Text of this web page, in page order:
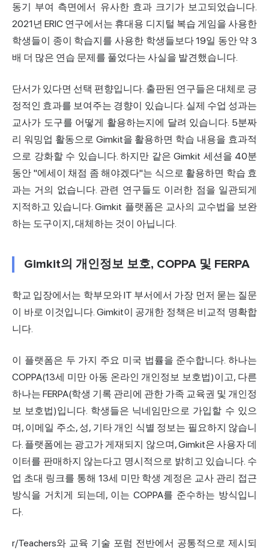
동기 부여 측면에서 유사한 효과 크기가 보고되었습니다.
2021년 ERIC 연구에서는 휴대용 디지털 복습 게임을 사용한
학생들이 종이 학습지를 사용한 학생들보다 19일 동안 약 3
배 더 많은 연습 문제를 풀었다는 사실을 발견했습니다.
단서가 있다면 선택 편향입니다. 출판된 연구들은 대체로 긍
정적인 효과를 보여주는 경향이 있습니다. 실제 수업 성과는
교사가 도구를 어떻게 활용하는지에 달려 있습니다. 5분짜
리 워밍업 활동으로 Gimkit을 활용하면 학습 내용을 효과적
으로 강화할 수 있습니다. 하지만 같은 Gimkit 세션을 40분
동안 "에세이 채점 좀 해야겠다"는 식으로 활용하면 학습 효
과는 거의 없습니다. 관련 연구들도 이러한 점을 일관되게
지적하고 있습니다. Gimkit 플랫폼은 교사의 교수법을 보완
하는 도구이지, 대체하는 것이 아닙니다.
Gimkit의 개인정보 보호, COPPA 및 FERPA
학교 입장에서는 학부모와 IT 부서에서 가장 먼저 묻는 질문
이 바로 이것입니다. Gimkit이 공개한 정책은 비교적 명확합
니다.
이 플랫폼은 두 가지 주요 미국 법률을 준수합니다. 하나는
COPPA(13세 미만 아동 온라인 개인정보 보호법)이고, 다른
하나는 FERPA(학생 기록 관리에 관한 가족 교육권 및 개인정
보 보호법)입니다. 학생들은 닉네임만으로 가입할 수 있으
며, 이메일 주소, 성, 기타 개인 식별 정보는 필요하지 않습니
다. 플랫폼에는 광고가 게재되지 않으며, Gimkit은 사용자 데
이터를 판매하지 않는다고 명시적으로 밝히고 있습니다. 수
업 초대 링크를 통해 13세 미만 학생 계정은 교사 관리 접근
방식을 거치게 되는데, 이는 COPPA를 준수하는 방식입니
다.
r/Teachers와 교육 기술 포럼 전반에서 공통적으로 제시되